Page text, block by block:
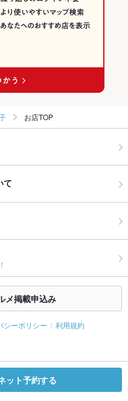
個室居酒屋 銀の宴 ♪
予約、お問合せ大歓迎☆
♪
お店TOP
て
メ掲載申込み
シーポリシー 利用規約
ット予約する